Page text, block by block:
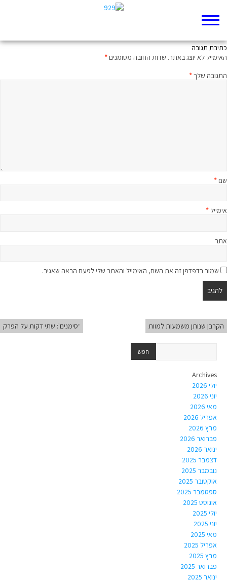
כתיבת תגובה
האימייל לא יוצג באתר. שדות החובה מסומנים*
התגובה שלך*
שם*
אימייל *
אתר
שמור בדפדפן זה את השם, האימייל והאתר שלי לפעם הבאה שאגיב.
הקרבן שנותן משמעות למוות ‘סימנים': שתי דקות על הפרק
Archives
יולי 2026
יוני 2026
מאי 2026
אפריל 2026
מרץ 2026
פברואר 2026
ינואר 2026
דצמבר 2025
נובמבר 2025
אוקטובר 2025
ספטמבר 2025
אוגוסט 2025
יולי 2025
יוני 2025
מאי 2025
אפריל 2025
מרץ 2025
פברואר 2025
ינואר 2025